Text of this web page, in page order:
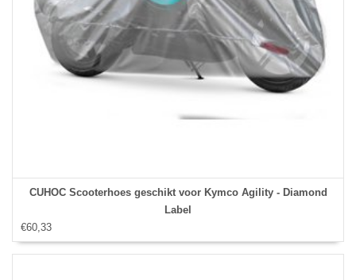
CUHOC Scooterhoes geschikt voor Kymco Agility - Diamond
Label
€60,33